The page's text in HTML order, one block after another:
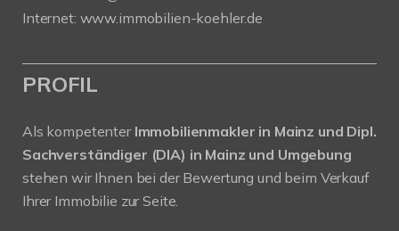
Internet: www.immobilien-koehler.de
PROFIL
Als kompetenter Immobilienmakler in Mainz und Dipl.
Sachverständiger (DIA) in Mainz und Umgebung
stehen wir Ihnen bei der Bewertung und beim Verkauf
Ihrer Immobilie zur Seite.